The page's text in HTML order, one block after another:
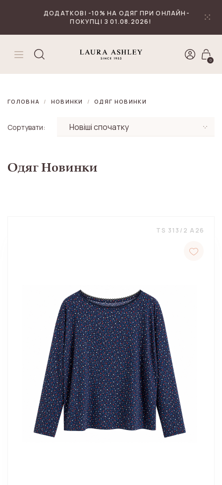
ДОДАТКОВІ -10% НА ОДЯГ ПРИ ОНЛАЙН-
ПОКУПЦІ З 01.08.2026!
0
ГОЛОВНА НОВИНКИ ОДЯГ НОВИНКИ
Сортувати:
Одяг Новинки
TS 313/2 A26